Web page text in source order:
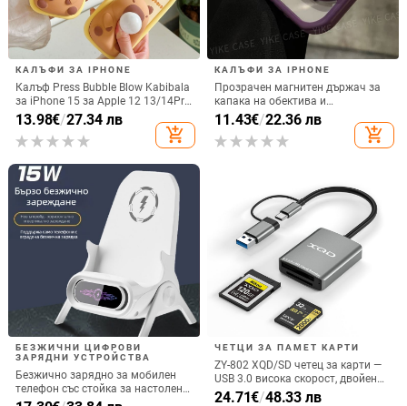
КАЛЪФИ ЗА IPHONE
Калъф Press Bubble Blow Kabibala
за iPhone 15 за Apple 12 13/14Pro
Max, устойчив на изпускане 11
13.98€/27.34 лв
add_shopping_cart
КАЛЪФИ ЗА IPHONE
Прозрачен магнитен държач за
капака на обектива и
удароустойчив твърд калъф за
iPhone 17 Pro Max
11.43€/22.36 лв
add_shopping_cart
БЕЗЖИЧНИ ЦИФРОВИ
ЗАРЯДНИ УСТРОЙСТВА
Безжично зарядно за мобилен
телефон със стойка за настолен
монтаж за хоризонтално или
ЧЕТЦИ ЗА ПАМЕТ КАРТИ
ZY-802 XQD/SD четец за карти —
USB 3.0 висока скорост, двойен
интерфейс Type-C и USB,
24.71€/48.33 лв